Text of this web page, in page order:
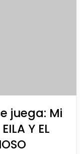
juega: Mi
Y EL